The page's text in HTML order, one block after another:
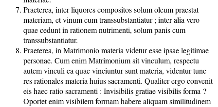
Praeterea, inter liquores compositos solum oleum praestat
materiam, et vinum cum transsubstantiatur ; inter alia vero
quae cedunt in rationem nutrimenti, solum panis cum
transsubstantiatur.
Praeterea, in Matrimonio materia videtur esse ipsae legitimae
personae. Cum enim Matrimonium sit vinculum, respectu
autem vinculi ea quae vinciuntur sunt materia, videntur tunc
res rationales materia huius sacramenti. Qualiter ergo convenit
eis haec ratio sacramenti : Invisibilis gratiae visibilis forma ?
Oportet enim visibilem formam habere aliquam similitudinem